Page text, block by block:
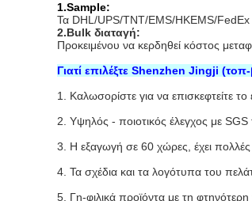
1.Sample:
Τα DHL/UPS/TNT/EMS/HKEMS/FedEx
2.Bulk διαταγή:
Προκειμένου να κερδηθεί κόστος
Γιατί επιλέξτε Shenzhen Jingji (τοπ-
1. Καλωσορίστε για να επισκεφτείτε
2. Υψηλός - ποιοτικός έλεγχος με SGS
3. Η εξαγωγή σε 60 χώρες, έχει πολλές
4. Τα σχέδια και τα λογότυπα του
5. Γη-φιλικά προϊόντα με τη φτηνότερη